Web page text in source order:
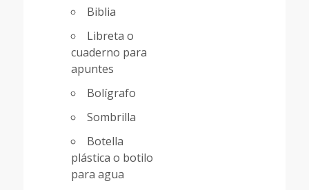
Biblia
Libreta o
cuaderno para
apuntes
Bolígrafo
Sombrilla
Botella
plástica o botilo
para agua